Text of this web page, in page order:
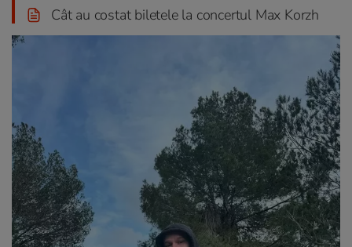
Cât au costat biletele la concertul Max Korzh